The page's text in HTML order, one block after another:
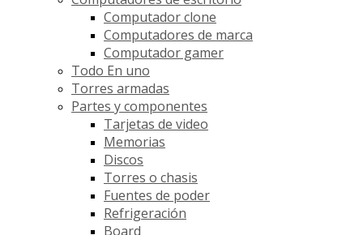
Computador clone
Computadores de marca
Computador gamer
Todo En uno
Torres armadas
Partes y componentes
Tarjetas de video
Memorias
Discos
Torres o chasis
Fuentes de poder
Refrigeración
Board